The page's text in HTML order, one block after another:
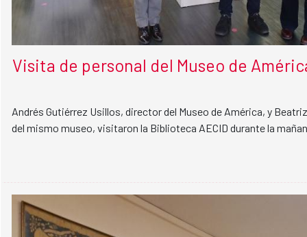
Visita de personal del Museo de
Andrés Gutiérrez Usillos, director del Museo de América, y
del mismo museo, visitaron la Biblioteca AECID durante la